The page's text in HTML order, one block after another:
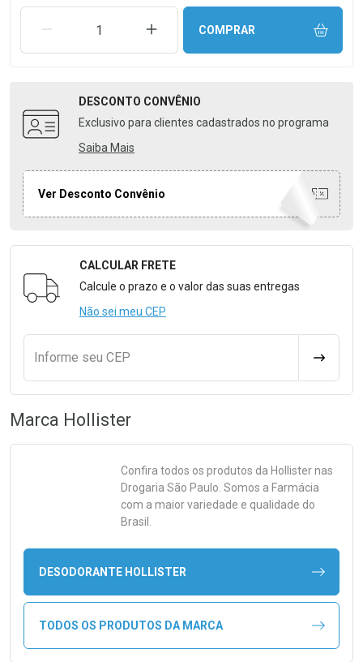
REMOVER UMA UNIDADEAUMENTAR UMA UNIDADE
COMPRAR
DESCONTO CONVÊNIO
Exclusivo para clientes cadastrados no programa
Saiba Mais
Ver Desconto Convênio
Formulário para Calcular o Frete
CALCULAR FRETE
Calcule o prazo e o valor das suas entregas
Não sei meu CEP
Informe seu CEP
Marca Hollister
Confira todos os produtos da Hollisternas
Drogaria São Paulo. Somos a Farmácia
com a maior variedade e qualidade do
Brasil.
DESODORANTE HOLLISTER
TODOS OS PRODUTOS DA MARCA